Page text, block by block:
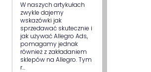
W naszych artykułach
zwykle dajemy
wskazówki jak
sprzedawać skutecznie i
jak używać Allegro Ads,
pomagamy jednak
również z zakładaniem
sklepów na Allegro. Tym
r...